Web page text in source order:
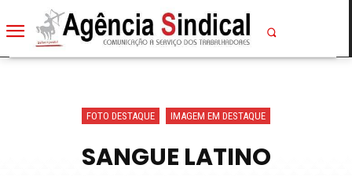
FOTO DESTAQUE IMAGEM EM DESTAQUE
SANGUE LATINO